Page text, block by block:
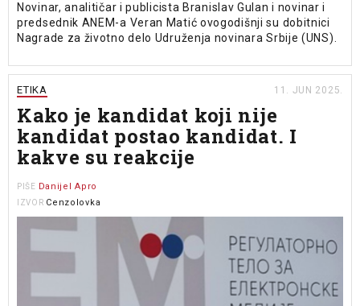
Novinar, analitičar i publicista Branislav Gulan i novinar i
predsednik ANEM-a Veran Matić ovogodišnji su dobitnici
Nagrade za životno delo Udruženja novinara Srbije (UNS).
ETIKA 11. JUN 2025.
Kako je kandidat koji nije
kandidat postao kandidat. I
kakve su reakcije
PIŠE Danijel Apro
IZVOR Cenzolovka